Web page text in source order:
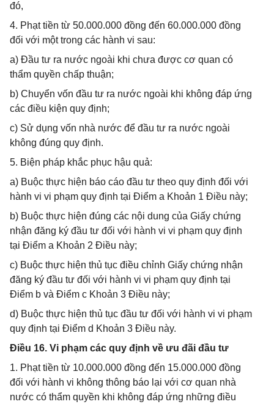
đó,
4. Phạt tiền từ 50.000.000 đồng đến 60.000.000 đồng
đối với một trong các hành vi sau:
a) Đầu tư ra nước ngoài khi chưa được cơ quan có
thẩm quyền chấp thuận;
b) Chuyển vốn đầu tư ra nước ngoài khi không đáp ứng
các điều kiện quy định;
c) Sử dụng vốn nhà nước để đầu tư ra nước ngoài
không đúng quy định.
5. Biện pháp khắc phục hậu quả:
a) Buộc thực hiện báo cáo đầu tư theo quy định đối với
hành vi vi phạm quy định tại Điểm a Khoản 1 Điều này;
b) Buộc thực hiện đúng các nội dung của Giấy chứng
nhận đăng ký đầu tư đối với hành vi vi phạm quy định
tại Điểm a Khoản 2 Điều này;
c) Buộc thực hiện thủ tục điều chỉnh Giấy chứng nhận
đăng ký đầu tư đối với hành vi vi phạm quy định tại
Điểm b và Điểm c Khoản 3 Điều này;
d) Buộc thực hiện thủ tục đầu tư đối với hành vi vi phạm
quy định tại Điểm d Khoản 3 Điều này.
Điều 16. Vi phạm các quy định về ưu đãi đầu tư
1. Phạt tiền từ 10.000.000 đồng đến 15.000.000 đồng
đối với hành vi không thông báo lại với cơ quan nhà
nước có thẩm quyền khi không đáp ứng những điều